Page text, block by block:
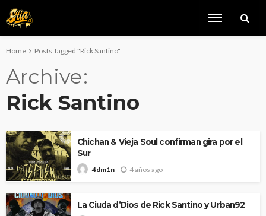
Home Posts Tagged "Rick Santino"
Archive
Rick Santino
Chichan & Vieja Soul confirman gira por el
Sur
4dm1n 4 años ago
La Ciuda d’Dios de Rick Santino y Urban92